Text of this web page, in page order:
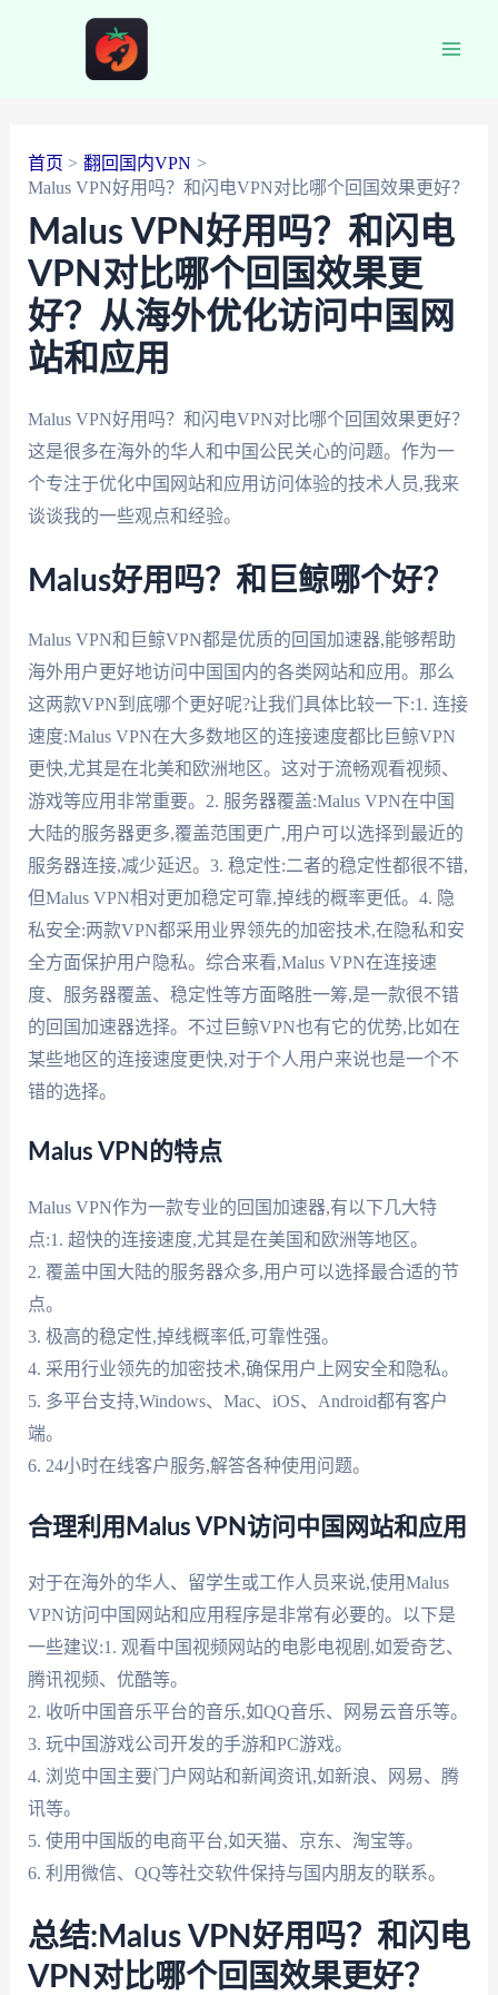
首页
翻回国内VPN
Malus VPN好用吗？和闪电VPN对比哪个回国效果更好？
Malus VPN好用吗？和闪电
VPN对比哪个回国效果更
好？从海外优化访问中国网
站和应用
Malus VPN好用吗？和闪电VPN对比哪个回国效果更好？
这是很多在海外的华人和中国公民关心的问题。作为一
个专注于优化中国网站和应用访问体验的技术人员,我来
谈谈我的一些观点和经验。
Malus好用吗？和巨鲸哪个好？
Malus VPN和巨鲸VPN都是优质的回国加速器,能够帮助
海外用户更好地访问中国国内的各类网站和应用。那么
这两款VPN到底哪个更好呢?让我们具体比较一下:1. 连接
速度:Malus VPN在大多数地区的连接速度都比巨鲸VPN
更快,尤其是在北美和欧洲地区。这对于流畅观看视频、
游戏等应用非常重要。2. 服务器覆盖:Malus VPN在中国
大陆的服务器更多,覆盖范围更广,用户可以选择到最近的
服务器连接,减少延迟。3. 稳定性:二者的稳定性都很不错,
但Malus VPN相对更加稳定可靠,掉线的概率更低。4. 隐
私安全:两款VPN都采用业界领先的加密技术,在隐私和安
全方面保护用户隐私。综合来看,Malus VPN在连接速
度、服务器覆盖、稳定性等方面略胜一筹,是一款很不错
的回国加速器选择。不过巨鲸VPN也有它的优势,比如在
某些地区的连接速度更快,对于个人用户来说也是一个不
错的选择。
Malus VPN的特点
Malus VPN作为一款专业的回国加速器,有以下几大特
点:1. 超快的连接速度,尤其是在美国和欧洲等地区。
2. 覆盖中国大陆的服务器众多,用户可以选择最合适的节
点。
3. 极高的稳定性,掉线概率低,可靠性强。
4. 采用行业领先的加密技术,确保用户上网安全和隐私。
5. 多平台支持,Windows、Mac、iOS、Android都有客户
端。
6. 24小时在线客户服务,解答各种使用问题。
合理利用Malus VPN访问中国网站和应用
对于在海外的华人、留学生或工作人员来说,使用Malus
VPN访问中国网站和应用程序是非常有必要的。以下是
一些建议:1. 观看中国视频网站的电影电视剧,如爱奇艺、
腾讯视频、优酷等。
2. 收听中国音乐平台的音乐,如QQ音乐、网易云音乐等。
3. 玩中国游戏公司开发的手游和PC游戏。
4. 浏览中国主要门户网站和新闻资讯,如新浪、网易、腾
讯等。
5. 使用中国版的电商平台,如天猫、京东、淘宝等。
6. 利用微信、QQ等社交软件保持与国内朋友的联系。
总结:Malus VPN好用吗？和闪电
VPN对比哪个回国效果更好？